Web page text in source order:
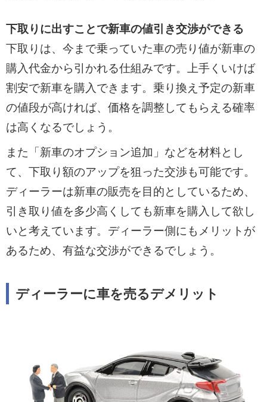
下取りに出すことで新車の値引き交渉ができる
下取りは、今まで乗っていた車の売り値が新車の
購入代金から引かれる仕組みです。上手くいけば
割安で新車を購入できます。乗り換え予定の新車
の値段が高ければ、価格を調整してもらえる確率
は高くなるでしょう。
また「新車のオプション追加」などを材料とし
て、下取り額のアップを狙った交渉も可能です。
ディーラーは新車の販売を目的としているため、
引き取り値を多少高くしても新車を購入して欲し
いと考えています。ディーラー側にもメリットが
あるため、有益な交渉ができるでしょう。
ディーラーに車を売るデメリット